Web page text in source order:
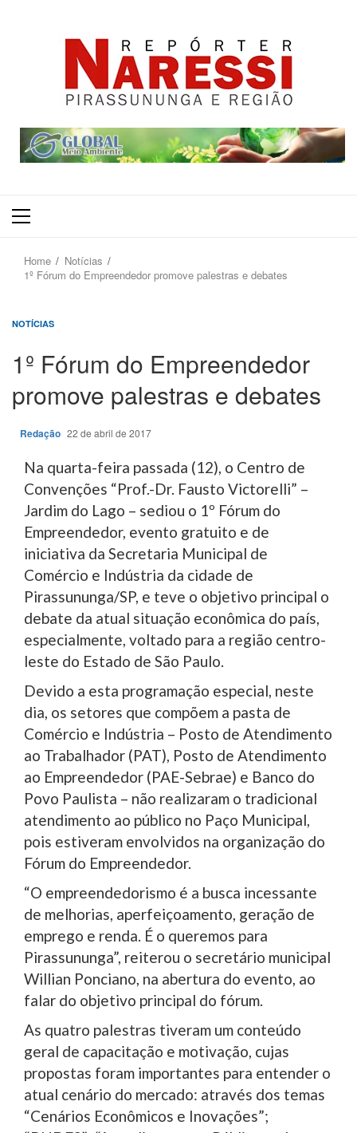
Primary
Home
Notícias
1º Fórum do Empreendedor promove palestras e debates
NOTÍCIAS
1º Fórum do Empreendedor
promove palestras e debates
Redação 22 de abril de 2017
Na quarta-feira passada (12), o Centro de
Convenções “Prof.-Dr. Fausto Victorelli” –
Jardim do Lago – sediou o 1º Fórum do
Empreendedor, evento gratuito e de
iniciativa da Secretaria Municipal de
Comércio e Indústria da cidade de
Pirassununga/SP, e teve o objetivo principal o
debate da atual situação econômica do país,
especialmente, voltado para a região centro-
leste do Estado de São Paulo.
Devido a esta programação especial, neste
dia, os setores que compõem a pasta de
Comércio e Indústria – Posto de Atendimento
ao Trabalhador (PAT), Posto de Atendimento
ao Empreendedor (PAE-Sebrae) e Banco do
Povo Paulista – não realizaram o tradicional
atendimento ao público no Paço Municipal,
pois estiveram envolvidos na organização do
Fórum do Empreendedor.
“O empreendedorismo é a busca incessante
de melhorias, aperfeiçoamento, geração de
emprego e renda. É o queremos para
Pirassununga”, reiterou o secretário municipal
Willian Ponciano, na abertura do evento, ao
falar do objetivo principal do fórum.
As quatro palestras tiveram um conteúdo
geral de capacitação e motivação, cujas
propostas foram importantes para entender o
atual cenário do mercado: através dos temas
“Cenários Econômicos e Inovações”;